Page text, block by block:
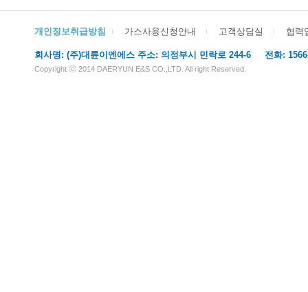
개인정보취급방침 가스사용신청안내 고객상담실 협력
회사명: (주)대륜이엔에스 주소: 의정부시 민락로 244-6 전화:
Copyright ⓒ 2014 DAERYUN E&S CO.,LTD. All right Reserved.